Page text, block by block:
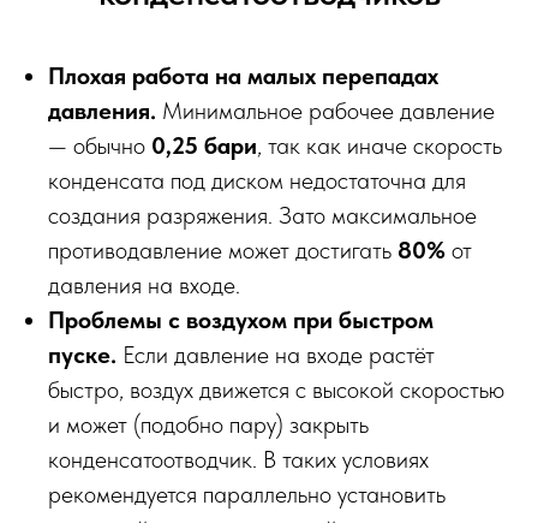
Плохая работа на малых перепадах
давления. Минимальное рабочее давление
— обычно 0,25 бари, так как иначе скорость
конденсата под диском недостаточна для
создания разряжения. Зато максимальное
противодавление может достигать 80% от
давления на входе.
Проблемы с воздухом при быстром
пуске. Если давление на входе растёт
быстро, воздух движется с высокой скоростью
и может (подобно пару) закрыть
конденсатоотводчик. В таких условиях
рекомендуется параллельно установить